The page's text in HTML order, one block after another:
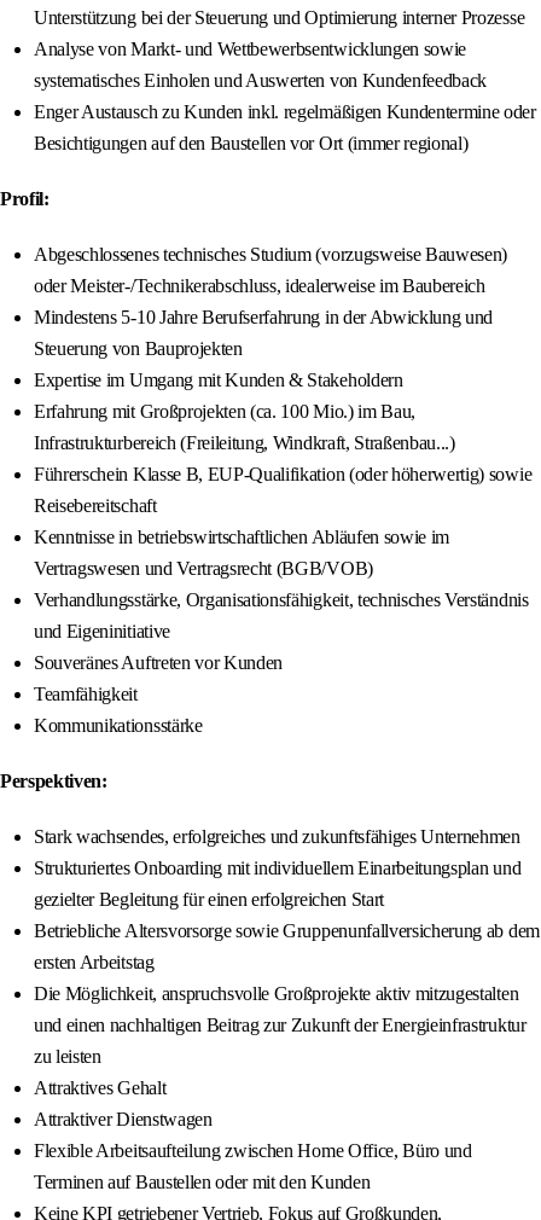
Unterstützung bei der Steuerung und Optimierung interner Prozesse
Analyse von Markt- und Wettbewerbsentwicklungen sowie
systematisches Einholen und Auswerten von Kundenfeedback
Enger Austausch zu Kunden inkl. regelmäßigen Kundentermine oder
Besichtigungen auf den Baustellen vor Ort (immer regional)
Profil:
Abgeschlossenes technisches Studium (vorzugsweise Bauwesen)
oder Meister-/Technikerabschluss, idealerweise im Baubereich
Mindestens 5-10 Jahre Berufserfahrung in der Abwicklung und
Steuerung von Bauprojekten
Expertise im Umgang mit Kunden & Stakeholdern
Erfahrung mit Großprojekten (ca. 100 Mio.) im Bau,
Infrastrukturbereich (Freileitung, Windkraft, Straßenbau...)
Führerschein Klasse B, EUP-Qualifikation (oder höherwertig) sowie
Reisebereitschaft
Kenntnisse in betriebswirtschaftlichen Abläufen sowie im
Vertragswesen und Vertragsrecht (BGB/VOB)
Verhandlungsstärke, Organisationsfähigkeit, technisches Verständnis
und Eigeninitiative
Souveränes Auftreten vor Kunden
Teamfähigkeit
Kommunikationsstärke
Perspektiven:
Stark wachsendes, erfolgreiches und zukunftsfähiges Unternehmen
Strukturiertes Onboarding mit individuellem Einarbeitungsplan und
gezielter Begleitung für einen erfolgreichen Start
Betriebliche Altersvorsorge sowie Gruppenunfallversicherung ab dem
ersten Arbeitstag
Die Möglichkeit, anspruchsvolle Großprojekte aktiv mitzugestalten
und einen nachhaltigen Beitrag zur Zukunft der Energieinfrastruktur
zu leisten
Attraktives Gehalt
Attraktiver Dienstwagen
Flexible Arbeitsaufteilung zwischen Home Office, Büro und
Terminen auf Baustellen oder mit den Kunden
Keine KPI getriebener Vertrieb, Fokus auf Großkunden,